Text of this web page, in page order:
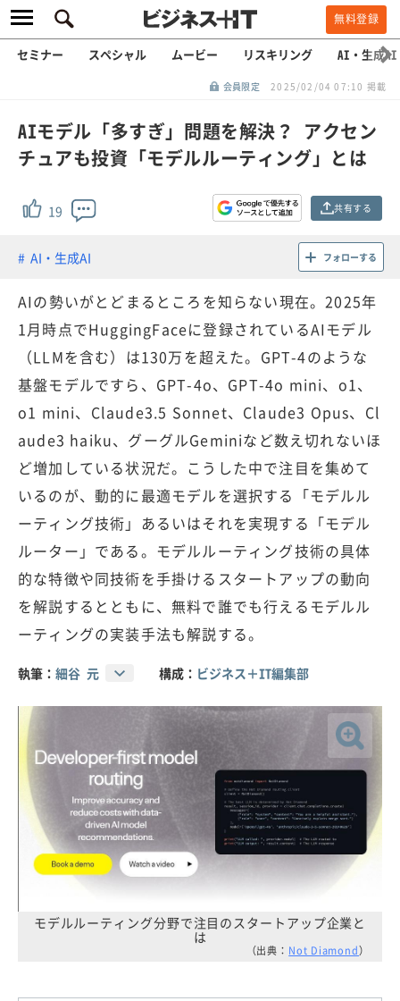
無料登録
セミナー スペシャル ムービー リスキリング AI・生成AI
会員限定 2025/02/04 07:10 掲載
AIモデル「多すぎ」問題を解決？ アクセン
チュアも投資「モデルルーティング」とは
19 共有する
AI・生成AI フォローする
AIの勢いがとどまるところを知らない現在。2025年
1月時点でHuggingFaceに登録されているAIモデル
（LLMを含む）は130万を超えた。GPT-4のような
基盤モデルですら、GPT-4o、GPT-4o mini、o1、
o1 mini、Claude3.5 Sonnet、Claude3 Opus、Cl
aude3 haiku、グーグルGeminiなど数え切れないほ
ど増加している状況だ。こうした中で注目を集めて
いるのが、動的に最適モデルを選択する「モデルル
ーティング技術」あるいはそれを実現する「モデル
ルーター」である。モデルルーティング技術の具体
的な特徴や同技術を手掛けるスタートアップの動向
を解説するとともに、無料で誰でも行えるモデルル
ーティングの実装手法も解説する。
執筆： 細谷 元 構成： ビジネス＋IT編集部
モデルルーティング分野で注目のスタートアップ企業と
は
（出典： Not Diamond）